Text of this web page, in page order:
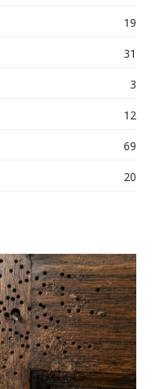
19
31
3
12
69
20